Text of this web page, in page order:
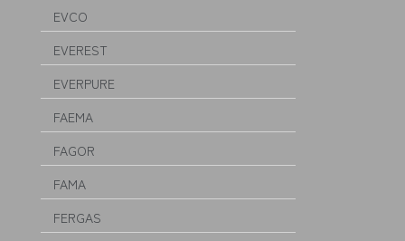
EVCO
EVEREST
EVERPURE
FAEMA
FAGOR
FAMA
FERGAS